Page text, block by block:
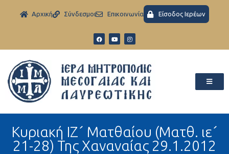
Aρχική Σύνδεσμοι Eπικοινωνία Είσοδος Ιερέων
Κυριακή ΙΖ´ Ματθαίου (Ματθ. ιε´
21-28) Της Χαναναίας 29.1.2012